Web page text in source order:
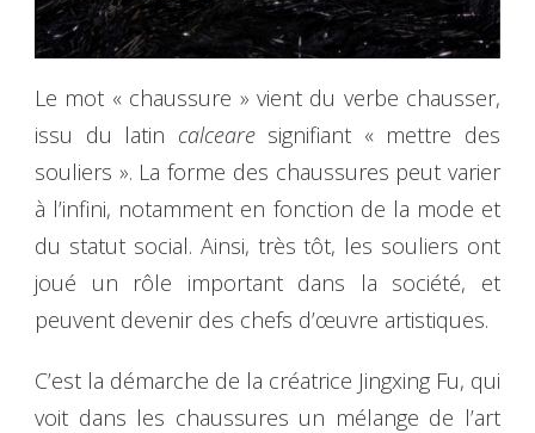
Le mot « chaussure » vient du verbe chausser,
issu du latin calcearesignifiant « mettre des
souliers ». La forme des chaussures peut varier
à l’infini, notamment en fonction de la mode et
du statut social. Ainsi, très tôt, les souliers ont
joué un rôle important dans la société, et
peuvent devenir des chefs d’œuvre artistiques.
C’est la démarche de la créatrice Jingxing Fu, qui
voit dans les chaussures un mélange de l’art